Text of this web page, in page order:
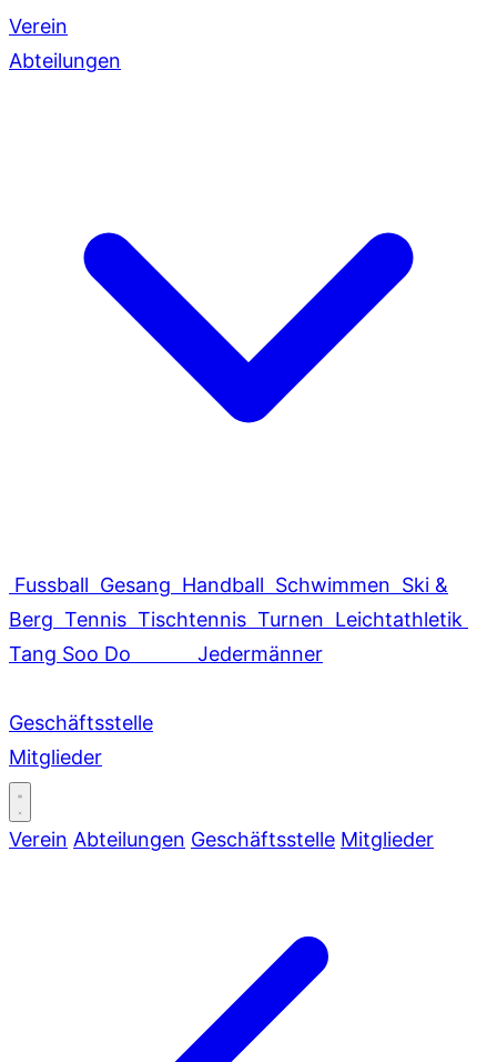
Verein
Abteilungen
Fussball Gesang Handball Schwimmen Ski &
Berg Tennis Tischtennis Turnen Leichtathletik
Tang Soo Do
Jedermänner
Geschäftsstelle
Mitglieder
Verein Abteilungen Geschäftsstelle Mitglieder